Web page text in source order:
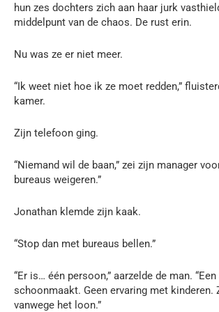
hun zes dochters zich aan haar jurk
middelpunt van de chaos. De rust erin.
Nu was ze er niet meer.
“Ik weet niet hoe ik ze moet redden,”
kamer.
Zijn telefoon ging.
“Niemand wil de baan,” zei zijn manager
bureaus weigeren.”
Jonathan klemde zijn kaak.
“Stop dan met bureaus bellen.”
“Er is… één persoon,” aarzelde de man.
schoonmaakt. Geen ervaring met kinderen.
vanwege het loon.”